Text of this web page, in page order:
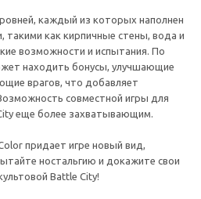
каждый из которых наполнен
такими как кирпичные стены, вода и
возможности и испытания. По
находить бонусы, улучшающие
врагов, что добавляет
совместной игры для
еще более захватывающим.
придает игре новый вид,
ностальгию и докажите свои
Battle City!